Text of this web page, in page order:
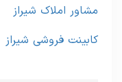
مشاور املاک شیراز
کابینت فروشی شیراز